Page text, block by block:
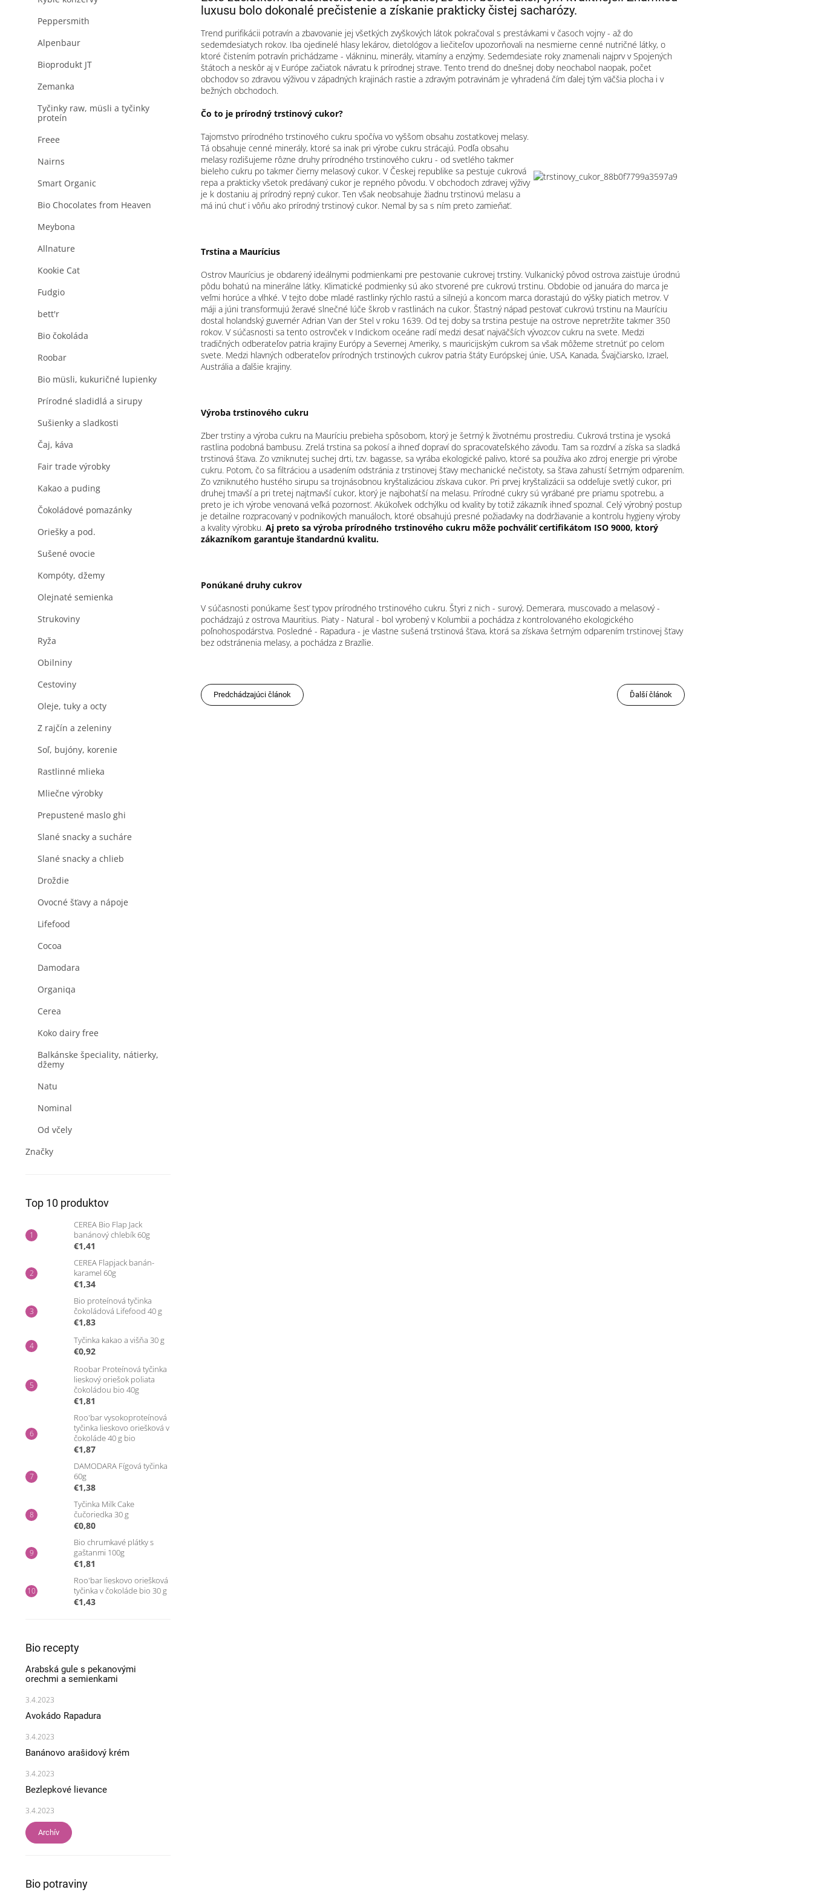
Peppersmith
Alpenbaur
Bioprodukt JT
Zemanka
Tyčinky raw, müsli a tyčinky
proteín
Freee
Nairns
Smart Organic
Bio Chocolates from Heaven
Meybona
Allnature
Kookie Cat
Fudgio
bett'r
Bio čokoláda
Roobar
Bio müsli, kukuričné lupienky
Prírodné sladidlá a sirupy
Sušienky a sladkosti
Čaj, káva
Fair trade výrobky
Kakao a puding
Čokoládové pomazánky
Oriešky a pod.
Sušené ovocie
Kompóty, džemy
Olejnaté semienka
Strukoviny
Ryža
Obilniny
Cestoviny
Oleje, tuky a octy
Z rajčín a zeleniny
Soľ, bujóny, korenie
Rastlinné mlieka
Mliečne výrobky
Prepustené maslo ghi
Slané snacky a sucháre
Slané snacky a chlieb
Droždie
Ovocné šťavy a nápoje
Lifefood
Cocoa
Damodara
Organiqa
Cerea
Koko dairy free
Balkánske špeciality, nátierky,
džemy
Natu
Nominal
Od včely
Značky
Top 10 produktov
CEREA Bio Flap Jack
banánový chlebík 60g
€1,41
CEREA Flapjack banán-
karamel 60g
€1,34
Bio proteínová tyčinka
čokoládová Lifefood 40 g
€1,83
Tyčinka kakao a višňa 30 g
€0,92
Roobar Proteínová tyčinka
lieskový oriešok poliata
čokoládou bio 40g
€1,81
Roo'bar vysokoproteínová
tyčinka lieskovo oriešková v
čokoláde 40 g bio
€1,87
DAMODARA Fígová tyčinka
60g
€1,38
Tyčinka Milk Cake
čučoriedka 30 g
€0,80
Bio chrumkavé plátky s
gaštanmi 100g
€1,81
Roo'bar lieskovo oriešková
tyčinka v čokoláde bio 30 g
€1,43
Bio recepty
Arabská gule s pekanovými
orechmi a semienkami
3.4.2023
Avokádo Rapadura
3.4.2023
Banánovo arašidový krém
3.4.2023
Bezlepkové lievance
3.4.2023
Archív
Bio potraviny
luxusu bolo dokonalé prečistenie a získanie prakticky čistej sacharózy.
Trend purifikácii potravín a zbavovanie jej všetkých zvyškových látok pokračoval s prestávkami v časoch vojny - až do
sedemdesiatych rokov. Iba ojedinelé hlasy lekárov, dietológov a liečiteľov upozorňovali na nesmierne cenné nutričné látky, o
ktoré čistením potravín prichádzame - vlákninu, minerály, vitamíny a enzýmy. Sedemdesiate roky znamenali najprv v Spojených
štátoch a neskôr aj v Európe začiatok návratu k prírodnej strave. Tento trend do dnešnej doby neochabol naopak, počet
obchodov so zdravou výživou v západných krajinách rastie a zdravým potravinám je vyhradená čím ďalej tým väčšia plocha i v
bežných obchodoch.
Čo to je prírodný trstinový cukor?
Tajomstvo prírodného trstinového cukru spočíva vo vyššom obsahu zostatkovej melasy.
Tá obsahuje cenné minerály, ktoré sa inak pri výrobe cukru strácajú. Podľa obsahu
melasy rozlišujeme rôzne druhy prírodného trstinového cukru - od svetlého takmer
bieleho cukru po takmer čierny melasový cukor. V Českej republike sa pestuje cukrová
repa a prakticky všetok predávaný cukor je repného pôvodu. V obchodoch zdravej výživy
je k dostaniu aj prírodný repný cukor. Ten však neobsahuje žiadnu trstinovú melasu a
má inú chuť i vôňu ako prírodný trstinový cukor. Nemal by sa s ním preto zamieňať.
Trstina a Maurícius
Ostrov Maurícius je obdarený ideálnymi podmienkami pre pestovanie cukrovej trstiny. Vulkanický pôvod ostrova zaisťuje úrodnú
pôdu bohatú na minerálne látky. Klimatické podmienky sú ako stvorené pre cukrovú trstinu. Obdobie od januára do marca je
veľmi horúce a vlhké. V tejto dobe mladé rastlinky rýchlo rastú a silnejú a koncom marca dorastajú do výšky piatich metrov. V
máji a júni transformujú žeravé slnečné lúče škrob v rastlinách na cukor. Šťastný nápad pestovať cukrovú trstinu na Mauríciu
dostal holandský guvernér Adrian Van der Stel v roku 1639. Od tej doby sa trstina pestuje na ostrove nepretržite takmer 350
rokov. V súčasnosti sa tento ostrovček v Indickom oceáne radí medzi desať najväčších vývozcov cukru na svete. Medzi
tradičných odberateľov patria krajiny Európy a Severnej Ameriky, s mauricijským cukrom sa však môžeme stretnúť po celom
svete. Medzi hlavných odberateľov prírodných trstinových cukrov patria štáty Európskej únie, USA, Kanada, Švajčiarsko, Izrael,
Austrália a ďalšie krajiny.
Výroba trstinového cukru
Zber trstiny a výroba cukru na Mauríciu prebieha spôsobom, ktorý je šetrný k životnému prostrediu. Cukrová trstina je vysoká
rastlina podobná bambusu. Zrelá trstina sa pokosí a ihneď dopraví do spracovateľského závodu. Tam sa rozdrví a získa sa sladká
trstinová šťava. Zo vzniknutej suchej drti, tzv. bagasse, sa vyrába ekologické palivo, ktoré sa používa ako zdroj energie pri výrobe
cukru. Potom, čo sa filtráciou a usadením odstránia z trstinovej šťavy mechanické nečistoty, sa šťava zahustí šetrným odparením.
Zo vzniknutého hustého sirupu sa trojnásobnou kryštalizáciou získava cukor. Pri prvej kryštalizácii sa oddeľuje svetlý cukor, pri
druhej tmavší a pri tretej najtmavší cukor, ktorý je najbohatší na melasu. Prírodné cukry sú vyrábané pre priamu spotrebu, a
preto je ich výrobe venovaná veľká pozornosť. Akúkoľvek odchýlku od kvality by totiž zákazník ihneď spoznal. Celý výrobný postup
je detailne rozpracovaný v podnikových manuáloch, ktoré obsahujú presné požiadavky na dodržiavanie a kontrolu hygieny výroby
a kvality výrobku. Aj preto sa výroba prírodného trstinového cukru môže pochváliť certifikátom ISO 9000, ktorý
zákazníkom garantuje štandardnú kvalitu.
Ponúkané druhy cukrov
V súčasnosti ponúkame šesť typov prírodného trstinového cukru. Štyri z nich - surový, Demerara, muscovado a melasový -
pochádzajú z ostrova Mauritius. Piaty - Natural - bol vyrobený v Kolumbii a pochádza z kontrolovaného ekologického
poľnohospodárstva. Posledné - Rapadura - je vlastne sušená trstinová šťava, ktorá sa získava šetrným odparením trstinovej šťavy
bez odstránenia melasy, a pochádza z Brazílie.
Predchádzajúci článok Ďalší článok